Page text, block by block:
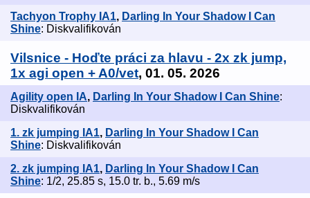
Tachyon Trophy IA1, Darling In Your Shadow I Can
Shine: Diskvalifikován
Vilsnice - Hoďte práci za hlavu - 2x zk jump,
1x agi open + A0/vet, 01. 05. 2026
Agility open IA, Darling In Your Shadow I Can Shine:
Diskvalifikován
1. zk jumping IA1, Darling In Your Shadow I Can
Shine: Diskvalifikován
2. zk jumping IA1, Darling In Your Shadow I Can
Shine: 1/2, 25.85 s, 15.0 tr. b., 5.69 m/s